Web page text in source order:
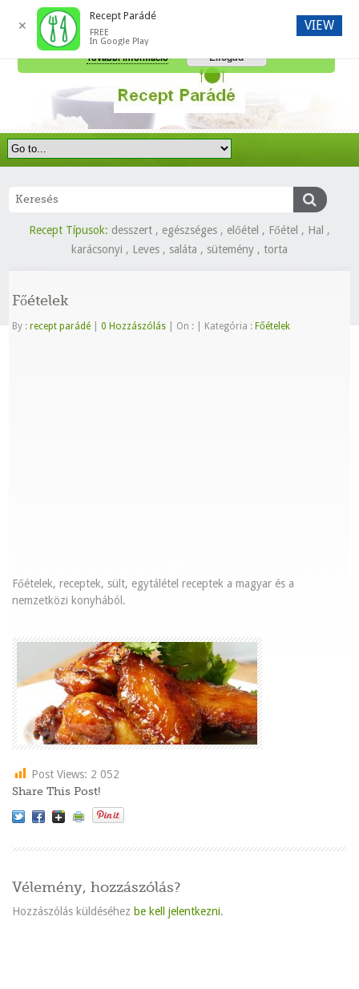
Recept Típusok: desszert , egészséges , előétel , Főétel , Hal ,
karácsonyi , Leves , saláta , sütemény , torta
Főételek
By :recept parádé 0 Hozzászólás On : Kategória : Főételek
Főételek, receptek, sült, egytálétel receptek a magyar és a
nemzetközi konyhából .
Post Views: 2 052
Share This Post!
Vélemény, hozzászólás?
Hozzászólás küldéséhez be kell jelentkezni.
A honlap további használatához a sütik használatát el kell fogadni.
További információ
Elfogad
✕
Recept Parádé
FREE
In Google Play
VIEW